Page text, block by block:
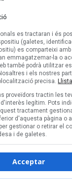
es tractaran i és
(galetes,
es comparteixi amb
emmagatzemar-la o
també podrà utilitzar
i els nostres
precisa.
proveïdors tractin les
legítim. Pots
tractament
d'aquesta pàgina o
gestionar o retirar el
i de galetes.
Acceptar